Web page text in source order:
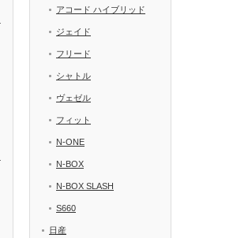
アコード ハイブリッド
ジェイド
フリード
シャトル
ヴェゼル
フィット
N-ONE
N-BOX
N-BOX SLASH
S660
日産